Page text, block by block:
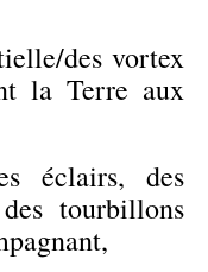
des vortex
la Terre aux
éclairs, des
tourbillons